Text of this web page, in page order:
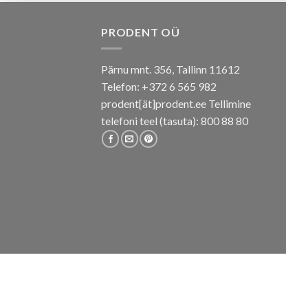
PRODENT OÜ
Pärnu mnt. 356, Tallinn 11612
Telefon: +372 6 565 982
prodent[ät]prodent.ee Tellimine
telefoni teel (tasuta): 800 88 80